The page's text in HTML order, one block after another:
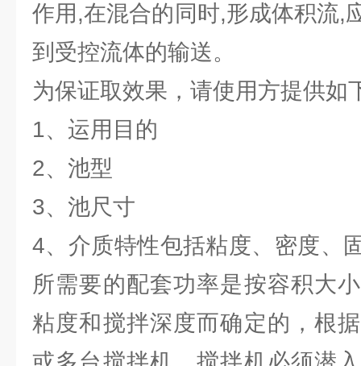
作用,在混合的同时,形成体积流,
到受控流体的输送。
为保证取效果，请使用方提供如
1、运用目的
2、池型
3、池尺寸
4、介质特性包括粘度、密度、
所需要的配套功率是按容积大
粘度和搅拌深度而确定的，根